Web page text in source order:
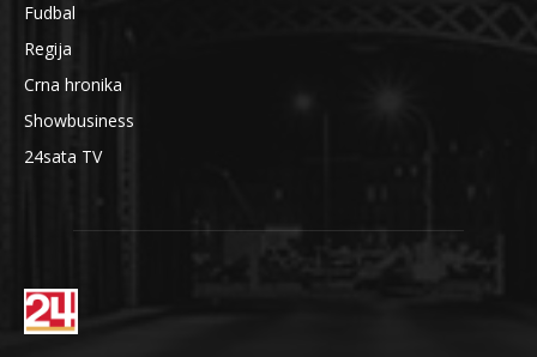
Fudbal
Regija
Crna hronika
Showbusiness
24sata TV